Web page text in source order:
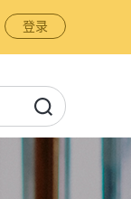
登录